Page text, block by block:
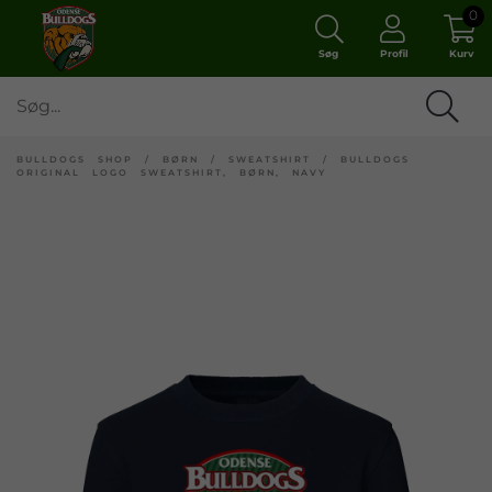
Søg Profil Kurv
0
BULLDOGS SHOP / BØRN / SWEATSHIRT / BULLDOGS
ORIGINAL LOGO SWEATSHIRT, BØRN, NAVY